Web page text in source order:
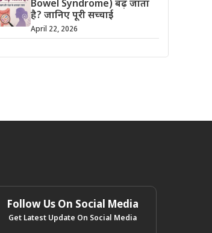
Bowel Syndrome) बढ़ जाता
है? जानिए पूरी सच्चाई
April 22, 2026
Follow Us On Social Media
Get Latest Update On Social Media